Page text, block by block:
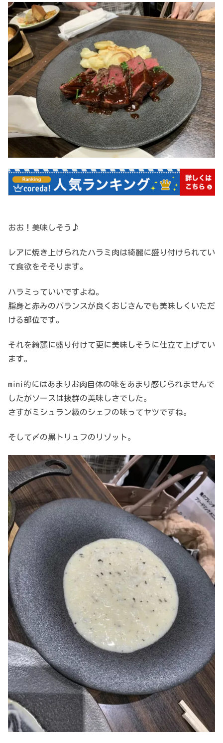
おお！美味しそう♪
レアに焼き上げられたハラミ肉は綺麗に盛り付けられてい
て食欲をそそります。
ハラミっていいですよね。
脂身と赤みのバランスが良くおじさんでも美味しくいただ
ける部位です。
それを綺麗に盛り付けて更に美味しそうに仕立て上げてい
ます。
mini的にはあまりお肉自体の味をあまり感じられませんで
したがソースは抜群の美味しさでした。
さすがミシュラン級のシェフの味ってヤツですね。
そして〆の黒トリュフのリゾット。